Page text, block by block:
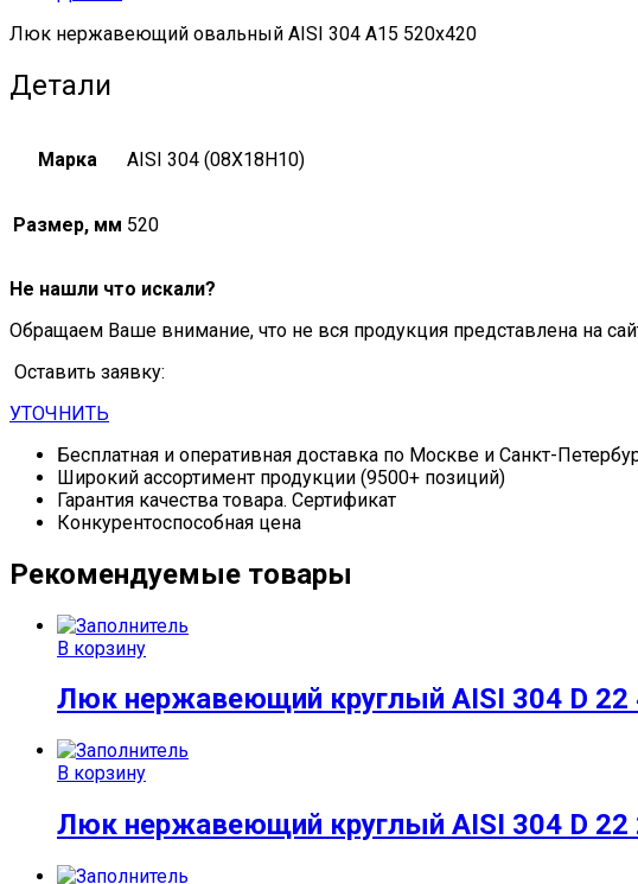
Люк нержавеющий овальный AISI 304 A15 520х420
Детали
Марка AISI 304 (08Х18Н10)
Размер, мм 520
Не нашли что искали?
Обращаем Ваше внимание, что не вся продукция представлена на
Оставить заявку:
УТОЧНИТЬ
Бесплатная и оперативная доставка по Москве и Санкт-
Широкий ассортимент продукции (9500+ позиций)
Гарантия качества товара. Сертификат
Конкурентоспособная цена
Рекомендуемые товары
В корзину
Люк нержавеющий круглый AISI 304 D 22
В корзину
Люк нержавеющий круглый AISI 304 D 22